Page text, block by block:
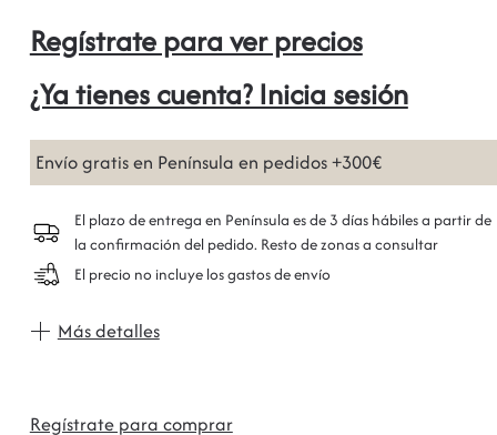
Regístrate para ver precios
¿Ya tienes cuenta? Inicia sesión
Envío gratis en Península en pedidos +300€
El plazo de entrega en Península es de 3 días hábiles a partir de
la confirmación del pedido. Resto de zonas a consultar
El precio no incluye los gastos de envío
Más detalles
Regístrate para comprar